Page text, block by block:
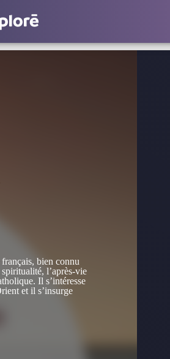
bien connu
l’après-vie
Il s’intéresse
et il s’insurge
dans la théologie